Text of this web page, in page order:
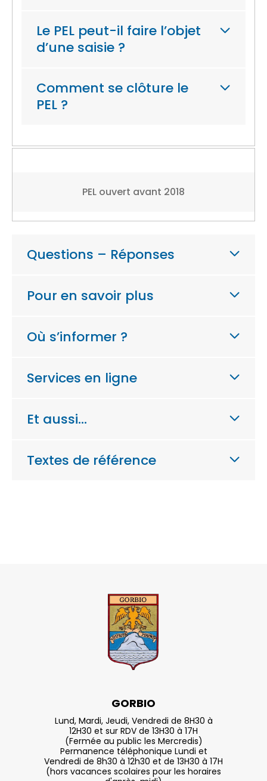
Le PEL peut-il faire l’objet
d’une saisie ?
Comment se clôture le
PEL ?
PEL ouvert avant 2018
Questions – Réponses
Pour en savoir plus
Où s’informer ?
Services en ligne
Et aussi…
Textes de référence
GORBIO
Lund, Mardi, Jeudi, Vendredi de 8H30 à
12H30 et sur RDV de 13H30 à 17H
(Fermée au public les Mercredis)
Permanence téléphonique Lundi et
Vendredi de 8h30 à 12h30 et de 13H30 à 17H
(hors vacances scolaires pour les horaires